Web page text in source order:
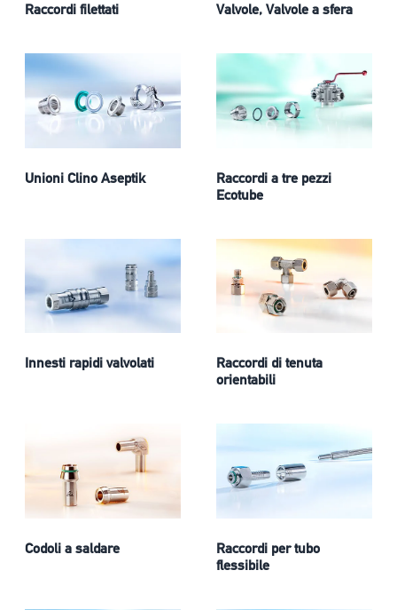
Raccordi filettati Valvole, Valvole a sfera
Unioni Clino Aseptik
Raccordi a tre pezzi
Ecotube
Innesti rapidi valvolati
Raccordi di tenuta
orientabili
Codoli a saldare
Raccordi per tubo
flessibile